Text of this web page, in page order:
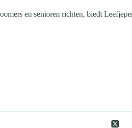
en senioren richten, biedt